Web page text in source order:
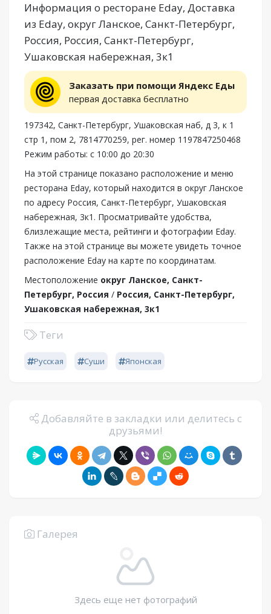
Информация о ресторане Eday, Доставка
из Eday, округ Ланское, Санкт-Петербург,
Россия, Россия, Санкт-Петербург,
Ушаковская набережная, 3к1
Заказать при помощи Яндекс Еды
первая доставка бесплатно
197342, Санкт-Петербург, Ушаковская наб, д 3, к 1
стр 1, пом 2, 7814770259, рег. номер 1197847250468
Режим работы: с 10:00 до 20:30
На этой странице показано расположение и меню
ресторана Eday, который находится в округ Ланское
по адресу Россия, Санкт-Петербург, Ушаковская
набережная, 3к1. Просматривайте удобства,
близлежащие места, рейтинги и фотографии Eday.
Также на этой странице вы можете увидеть точное
расположение Eday на карте по координатам.
Местоположение округ Ланское, Санкт-
Петербург, Россия / Россия, Санкт-Петербург,
Ушаковская набережная, 3к1
Теги
Русская Суши Японская
Добавляйте в закладки или делитесь с
друзьями!
Галерея
Здесь еще нет фотографий